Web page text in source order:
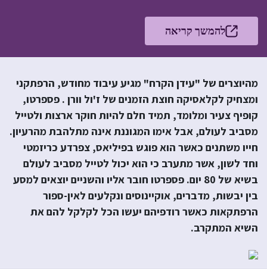
להמשך קריאה
מהיוצרים של "עידן הקרח" מגיע עיבוד מחודש, הרפתקני
ומצחיק לקלאסיקה חוצת הזמנים של ז'ול וורן . פספרטו,
קופיף צעיר ומלומד, תמיד חלם להיות חוקר ארצות ולטייל
מסביב לעולם, אבל אימו המגוננת אינה מתלהבת מהרעיון.
חייו משתנים כאשר הוא פוגש בפיליאס, צפרדע כריזמטי
וחד לשון, אשר מתערב כי הוא יכול לטייל מסביב לעולם
בשיא של 80 יום. פספרטו חובר אליו והשניים יוצאים למסע
בין יבשות, מדברים, אוקיינוסים ונקלעים לאין-ספור
הרפתקאות כאשר רודפיהם יעשו הכל לקלקל להם את
השיא המתקרב.